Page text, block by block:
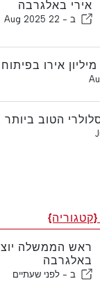
אירי באלגרבה
ב - 22 Aug 2025
הטוב ביותר
ראש הממשלה
באלגרבה
ב - לפני שעתיים